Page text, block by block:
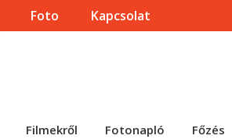
Foto Kapcsolat
Filmekről Fotonapló Főzés